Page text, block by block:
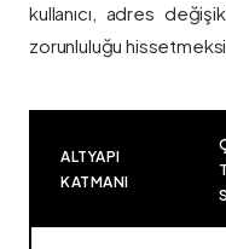
kullanıcı, adres
zorunluluğu
ALTYAPI
KATMANI